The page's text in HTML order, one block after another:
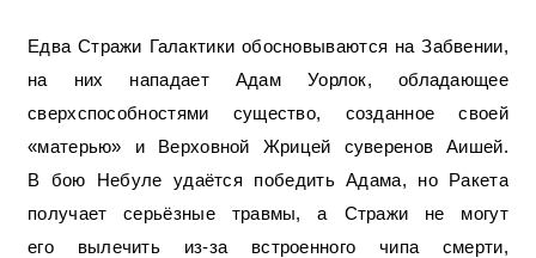
Едва Стражи Галактики обосновываются на Забвении,
на них нападает Адам Уорлок, обладающее
сверхспособностями существо, созданное своей
«матерью» и Верховной Жрицей суверенов Аишей.
В бою Небуле удаётся победить Адама, но Ракета
получает серьёзные травмы, а Стражи не могут
его вылечить из-за встроенного чипа смерти,